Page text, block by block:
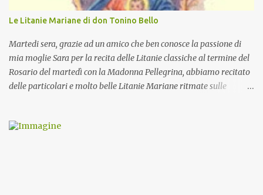
Le Litanie Mariane di don Tonino Bello
Martedi sera, grazie ad un amico che ben conosce la passione di
mia moglie Sara per la recita delle Litanie classiche al termine del
Rosario del martedì con la Madonna Pellegrina, abbiamo recitato
delle particolari e molto belle Litanie Mariane ritmate sulle
preghiera.